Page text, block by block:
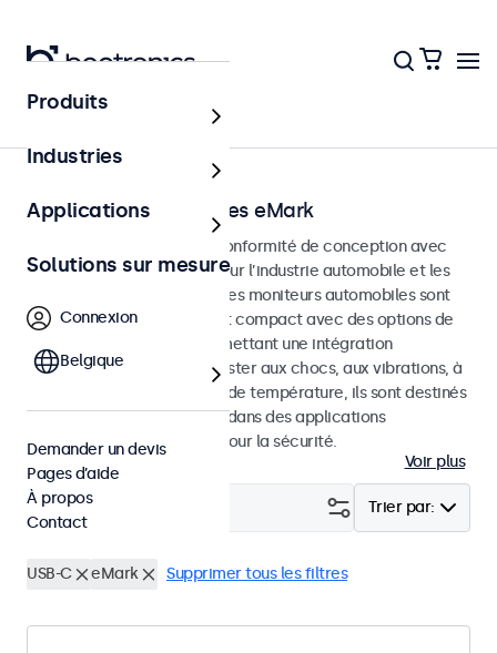
Accueil
Moniteurs automobiles eMark
Moniteurs développés en conformité de conception avec
les normes eMark et SAE pour l’industrie automobile et les
applications embarquées. Les moniteurs automobiles sont
dotés d’un boîtier durable et compact avec des options de
montage polyvalentes permettant une intégration
simplifiée. Conçus pour résister aux chocs, aux vibrations, à
l’humidité et aux variations de température, ils sont destinés
à un fonctionnement fiable dans des applications
automobiles non critiques pour la sécurité.
Voir plus
Trier par:
Filtrer (0)
USB-C eMark Supprimer tous les filtres
Produits
Industries
Applications
Solutions sur mesure
Connexion
Belgique
Demander un devis
Pages d’aide
À propos
Contact